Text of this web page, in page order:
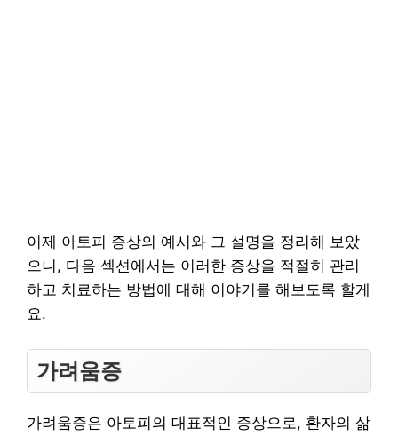
이제 아토피 증상의 예시와 그 설명을 정리해 보았
으니, 다음 섹션에서는 이러한 증상을 적절히 관리
하고 치료하는 방법에 대해 이야기를 해보도록 할게
요.
가려움증
가려움증은 아토피의 대표적인 증상으로, 환자의 삶